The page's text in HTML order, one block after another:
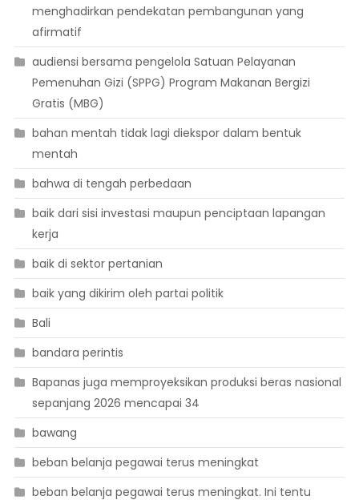
menghadirkan pendekatan pembangunan yang
afirmatif
audiensi bersama pengelola Satuan Pelayanan
Pemenuhan Gizi (SPPG) Program Makanan Bergizi
Gratis (MBG)
bahan mentah tidak lagi diekspor dalam bentuk
mentah
bahwa di tengah perbedaan
baik dari sisi investasi maupun penciptaan lapangan
kerja
baik di sektor pertanian
baik yang dikirim oleh partai politik
Bali
bandara perintis
Bapanas juga memproyeksikan produksi beras nasional
sepanjang 2026 mencapai 34
bawang
beban belanja pegawai terus meningkat
beban belanja pegawai terus meningkat. Ini tentu